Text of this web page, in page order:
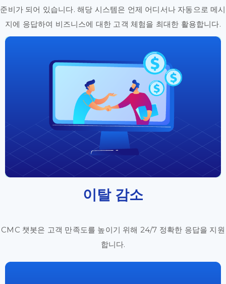
준비가 되어 있습니다. 해당 시스템은 언제 어디서나 자동으로 메시
지에 응답하여 비즈니스에 대한 고객 체험을 최대한 활용합니다.
이탈 감소
CMC 챗봇은 고객 만족도를 높이기 위해 24/7 정확한 응답을 지원
합니다.